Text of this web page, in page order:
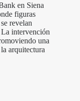
en Siena
figuras
revelan
intervención
una
arquitectura